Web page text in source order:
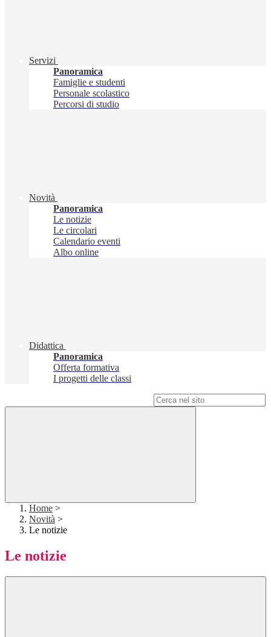
Servizi
Panoramica
Famiglie e studenti
Personale scolastico
Percorsi di studio
Novità
Panoramica
Le notizie
Le circolari
Calendario eventi
Albo online
Didattica
Panoramica
Offerta formativa
I progetti delle classi
Home >
Novità >
Le notizie
Le notizie